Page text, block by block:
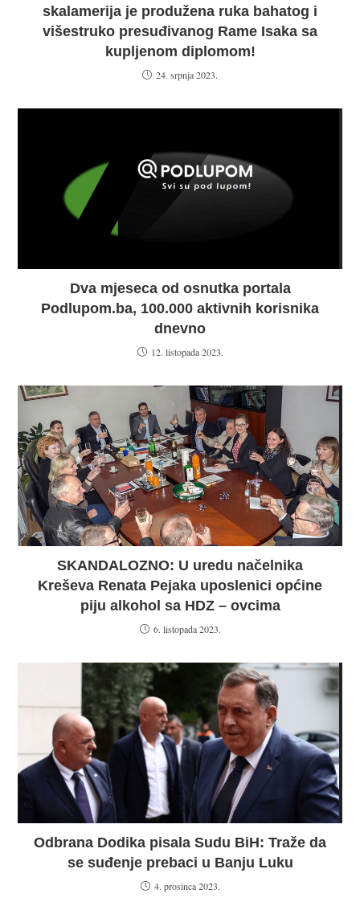
skalamerija je produžena ruka bahatog i
višestruko presuđivanog Rame Isaka sa
kupljenom diplomom!
24. srpnja 2023.
Dva mjeseca od osnutka portala
Podlupom.ba, 100.000 aktivnih korisnika
dnevno
12. listopada 2023.
SKANDALOZNO: U uredu načelnika
Kreševa Renata Pejaka uposlenici općine
piju alkohol sa HDZ – ovcima
6. listopada 2023.
Odbrana Dodika pisala Sudu BiH: Traže da
se suđenje prebaci u Banju Luku
4. prosinca 2023.